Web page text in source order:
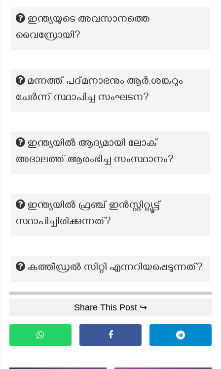
ഇന്ത്യയുടെ അവസാനത്തെ
വൈസ്രോയി?
മന്നത്ത് പദ്മനാഭനും ആർ.ശങ്കറും
ചേർന്ന് സ്ഥാപിച്ച സംഘടന?
ഇന്ത്യയിൽ ആദ്യമായി ലോക്
അദാലത്ത് ആരംഭിച്ച സംസ്ഥാനം?
ഇന്ത്യയിൽ ഫ്രഞ്ച് ഇൻസ്റ്റിറ്റ്യൂട്ട്
സ്ഥാപിച്ചിരിക്കുന്നത്?
കത്തീഡ്രൽ സിറ്റി എന്നറിയപ്പെടുന്നത്?
Share This Post ↪